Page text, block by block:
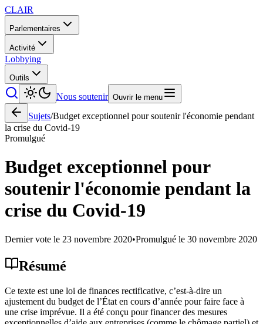
CLAIR
Parlementaires
Activité
Lobbying
Outils
Nous soutenir Ouvrir le menu
Sujets/Budget exceptionnel pour soutenir l'économie pendant
la crise du Covid-19
Promulgué
Budget exceptionnel pour
soutenir l'économie pendant la
crise du Covid-19
Dernier vote le 23 novembre 2020•Promulgué le 30 novembre 2020
Résumé
Ce texte est une loi de finances rectificative, c’est-à-dire un
ajustement du budget de l’État en cours d’année pour faire face à
une crise imprévue. Il a été conçu pour financer des mesures